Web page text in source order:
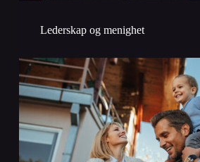
Lederskap og menighet